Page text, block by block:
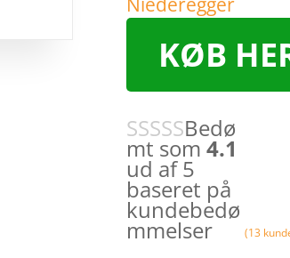
KØB
Bedø
mt som 4.1
ud af 5
baseret på
kundebedø
mmelser (13